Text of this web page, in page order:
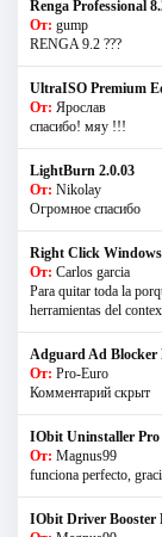
Renga Professional
От: gump
RENGA 9.2 ???
UltraISO Premium
От: Ярослав
спасибо! мяу !!!
LightBurn 2.0.03
От: Nikolay
Огромное спасибо
Right Click
От: Carlos garcia
Para quitar toda la
herramientas del
Adguard Ad Blocker
От: Pro-Euro
Комментарий скрыт
IObit Uninstaller Pro
От: Magnus99
funciona perfecto,
IObit Driver Booster